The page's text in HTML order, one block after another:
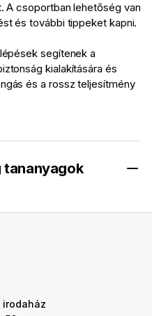
A csoportban lehetőség van
és további tippeket kapni.
segítenek a
kialakítására és
és a rossz teljesítmény
tananyagok
irodaház